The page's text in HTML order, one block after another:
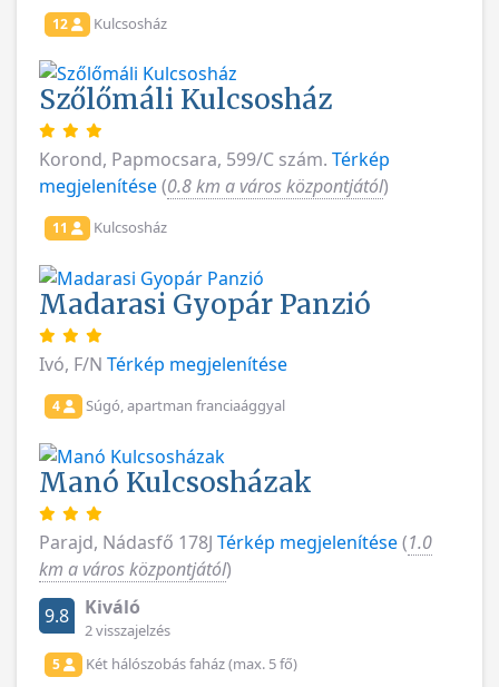
12 Kulcsosház
Szőlőmáli Kulcsosház
Korond, Papmocsara, 599/C szám. Térkép
megjelenítése(0.8 km a város központjától)
11 Kulcsosház
Madarasi Gyopár Panzió
Ivó, F/N Térkép megjelenítése
4 Súgó, apartman franciaággyal
Manó Kulcsosházak
Parajd, Nádasfő 178J Térkép megjelenítése(1.0
km a város központjától)
9.8
Kiváló
2 visszajelzés
5 Két hálószobás faház (max. 5 fő)